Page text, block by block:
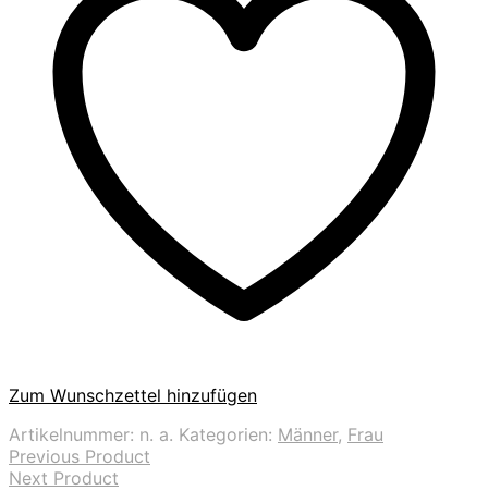
Zum Wunschzettel hinzufügen
Artikelnummer: n. a. Kategorien: Männer, Frau
Previous Product
Next Product